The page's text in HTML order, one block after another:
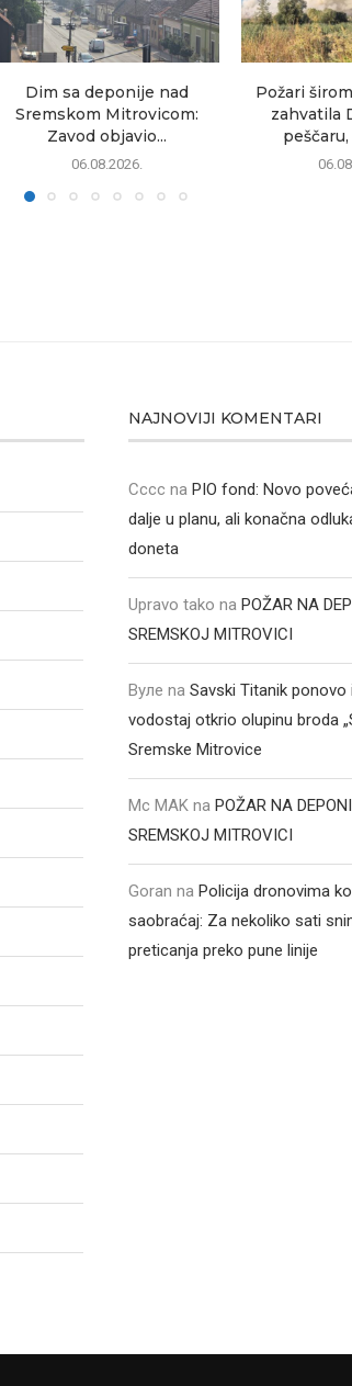
Dim sa deponije nad
Sremskom Mitrovicom:
Zavod objavio...
06.08.2026.
Požari
zahvatila
NAJNOVIJI KOMENTARI
Cccc naPIO fond: Novo
dalje u planu, ali konačna
doneta
Upravo tako naPOŽAR NA
SREMSKOJ MITROVICI
Вуле naSavski Titanik ponovo
vodostaj otkrio olupinu broda
Sremske Mitrovice
Mc MAK naPOŽAR NA
SREMSKOJ MITROVICI
Goran naPolicija dronovima
saobraćaj: Za nekoliko sati
preticanja preko pune linije